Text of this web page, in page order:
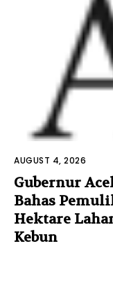
AUGUST 4, 2026
Gubernur
Bahas
Hektare
Kebun